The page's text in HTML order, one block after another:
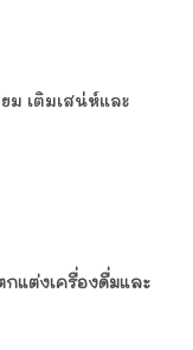
ม เติมเสน่ห์และ
กแต่งเครื่องดื่มและ